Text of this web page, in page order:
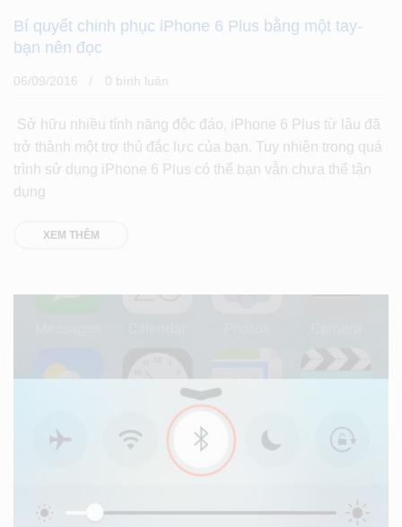
Bí quyết chinh phục iPhone 6 Plus bằng một tay-
bạn nên đọc
06/09/2016 0 bình luân
Sở hữu nhiều tính năng độc đáo, iPhone 6 Plus từ lâu đã
trở thành một trợ thủ đắc lực của bạn. Tuy nhiên trong quá
trình sử dụng iPhone 6 Plus có thể bạn vẫn chưa thể tận
dụng
XEM THÊM